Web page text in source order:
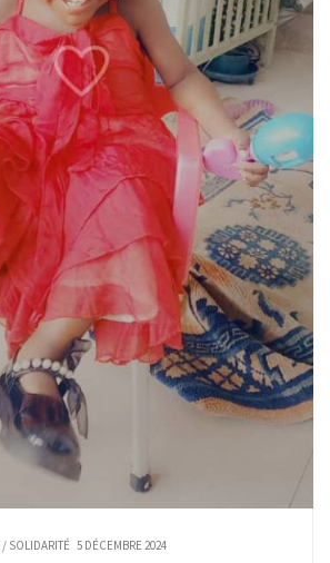
/ SOLIDARITÉ 5 DÉCEMBRE 2024